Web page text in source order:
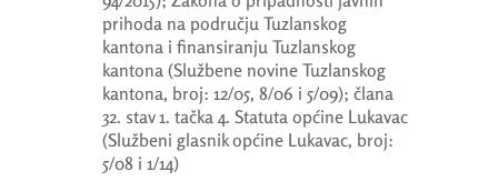
prihoda na području Tuzlanskog
kantona i finansiranju Tuzlanskog
kantona (Službene novine Tuzlanskog
kantona, broj: 12/05, 8/06 i 5/09); člana
32. stav 1. tačka 4. Statuta općine Lukavac
(Službeni glasnik općine Lukavac, broj:
5/08 i 1/14)